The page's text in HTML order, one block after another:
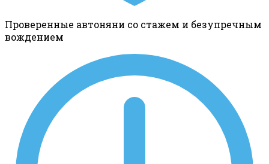
Проверенные автоняни со стажем и безупречным
вождением